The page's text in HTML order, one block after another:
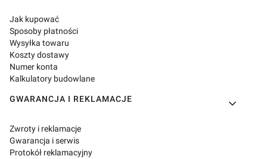
Jak kupować
Sposoby płatności
Wysyłka towaru
Koszty dostawy
Numer konta
Kalkulatory budowlane
GWARANCJA I REKLAMACJE
Zwroty i reklamacje
Gwarancja i serwis
Protokół reklamacyjny